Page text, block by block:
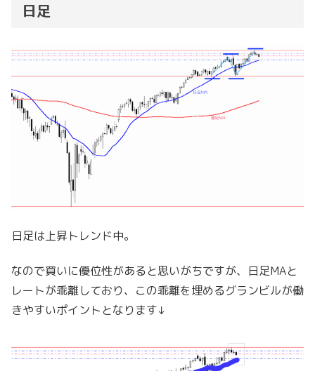
日足
日足は上昇トレンド中。
なので買いに優位性があると思いがちですが、日足MAと
レートが乖離しており、この乖離を埋めるグランビルが働
きやすいポイントとなります↓